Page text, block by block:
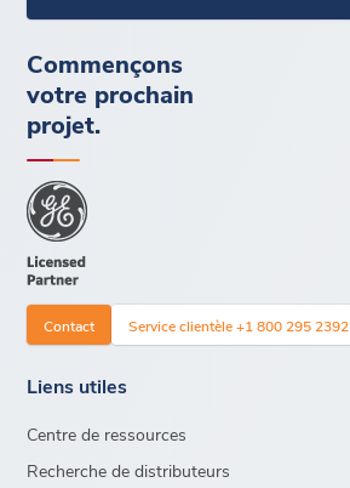
Commençons
votre prochain
projet.
Contact Service clientèle +1 800 295 2392
Liens utiles
Centre de ressources
Recherche de distributeurs